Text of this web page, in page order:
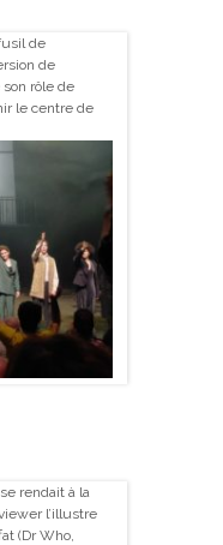
de
de
rôle de
le centre de
rendait à la
l’illustre
(Dr Who,